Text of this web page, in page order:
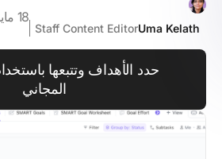
Uma Kelath
Staff Content Editor
18 مايو 2025
حدد الأهداف وتتبعها
المجاني